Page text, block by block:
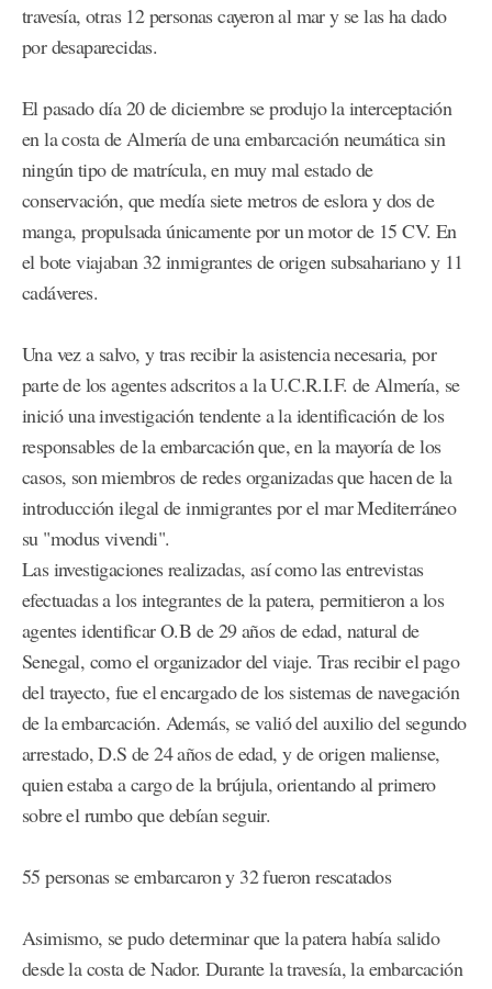
travesía, otras 12 personas cayeron al mar y se las ha dado
por desaparecidas.
El pasado día 20 de diciembre se produjo la interceptación
en la costa de Almería de una embarcación neumática sin
ningún tipo de matrícula, en muy mal estado de
conservación, que medía siete metros de eslora y dos de
manga, propulsada únicamente por un motor de 15 CV. En
el bote viajaban 32 inmigrantes de origen subsahariano y 11
cadáveres.
Una vez a salvo, y tras recibir la asistencia necesaria, por
parte de los agentes adscritos a la U.C.R.I.F. de Almería, se
inició una investigación tendente a la identificación de los
responsables de la embarcación que, en la mayoría de los
casos, son miembros de redes organizadas que hacen de la
introducción ilegal de inmigrantes por el mar Mediterráneo
su "modus vivendi".
Las investigaciones realizadas, así como las entrevistas
efectuadas a los integrantes de la patera, permitieron a los
agentes identificar O.B de 29 años de edad, natural de
Senegal, como el organizador del viaje. Tras recibir el pago
del trayecto, fue el encargado de los sistemas de navegación
de la embarcación. Además, se valió del auxilio del segundo
arrestado, D.S de 24 años de edad, y de origen maliense,
quien estaba a cargo de la brújula, orientando al primero
sobre el rumbo que debían seguir.
55 personas se embarcaron y 32 fueron rescatados
Asimismo, se pudo determinar que la patera había salido
desde la costa de Nador. Durante la travesía, la embarcación